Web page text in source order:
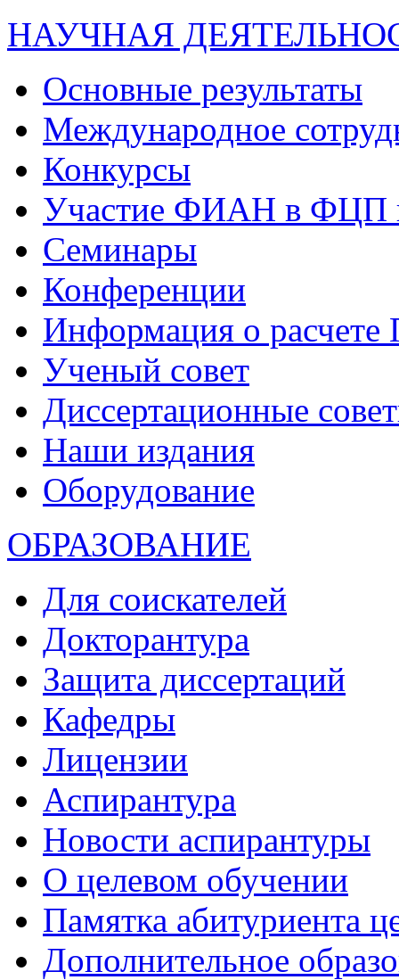
НАУЧНАЯ
Основные результаты
Международное
Конкурсы
Участие ФИАН в ФЦП
Семинары
Конференции
Информация о
Ученый совет
Диссертационные
Наши издания
Оборудование
ОБРАЗОВАНИЕ
Для соискателей
Докторантура
Защита диссертаций
Кафедры
Лицензии
Аспирантура
Новости аспирантуры
О целевом обучении
Памятка абитуриента
Дополнительное